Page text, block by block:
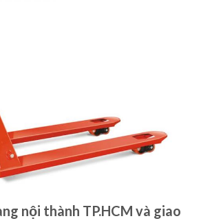
nội thành TP.HCM và giao